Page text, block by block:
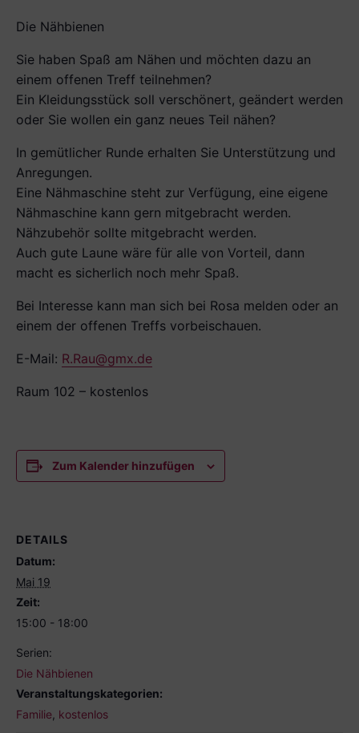
Die Nähbienen
Sie haben Spaß am Nähen und möchten dazu an
einem offenen Treff teilnehmen?
Ein Kleidungsstück soll verschönert, geändert werden
oder Sie wollen ein ganz neues Teil nähen?
In gemütlicher Runde erhalten Sie Unterstützung und
Anregungen.
Eine Nähmaschine steht zur Verfügung, eine eigene
Nähmaschine kann gern mitgebracht werden.
Nähzubehör sollte mitgebracht werden.
Auch gute Laune wäre für alle von Vorteil, dann
macht es sicherlich noch mehr Spaß.
Bei Interesse kann man sich bei Rosa melden oder an
einem der offenen Treffs vorbeischauen.
E-Mail: R.Rau@gmx.de
Raum 102 – kostenlos
Zum Kalender hinzufügen
DETAILS
Datum:
Mai 19
Zeit:
15:00 - 18:00
Serien:
Die Nähbienen
Veranstaltungskategorien:
Familie kostenlos